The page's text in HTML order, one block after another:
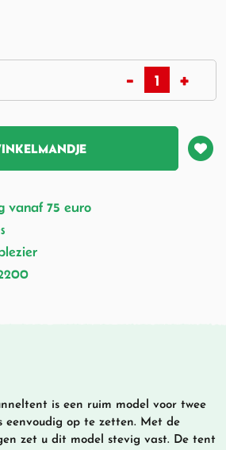
vanaf 75 euro
is een ruim model voor twee
eenvoudig op te zetten. Met de
zet u dit model stevig vast. De tent